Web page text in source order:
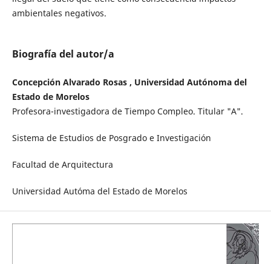
ambientales negativos.
Biografía del autor/a
Concepción Alvarado Rosas , Universidad Autónoma del
Estado de Morelos
Profesora-investigadora de Tiempo Compleo. Titular "A".
Sistema de Estudios de Posgrado e Investigación
Facultad de Arquitectura
Universidad Autóma del Estado de Morelos